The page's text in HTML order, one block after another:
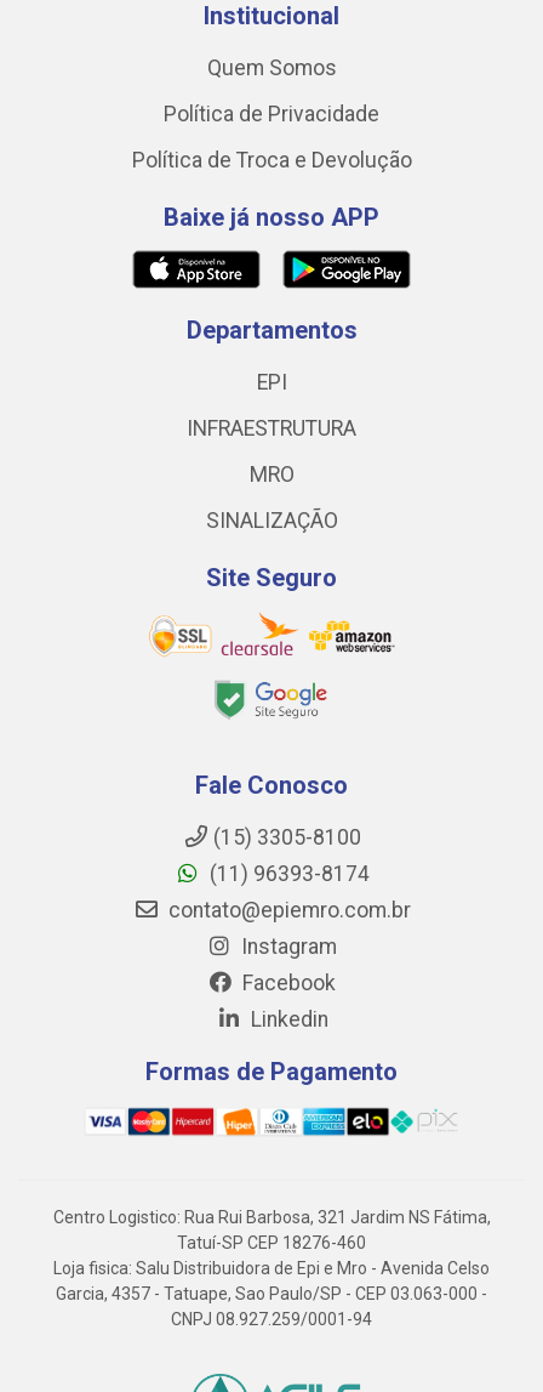
Institucional
Quem Somos
Política de Privacidade
Política de Troca e Devolução
Baixe já nosso APP
Departamentos
EPI
INFRAESTRUTURA
MRO
SINALIZAÇÃO
Site Seguro
Fale Conosco
(15) 3305-8100
(11) 96393-8174
contato@epiemro.com.br
Instagram
Facebook
Linkedin
Formas de Pagamento
Centro Logistico: Rua Rui Barbosa, 321 Jardim NS Fátima,
Tatuí-SP CEP 18276-460
Loja fisica: Salu Distribuidora de Epi e Mro - Avenida Celso
Garcia, 4357 - Tatuape, Sao Paulo/SP - CEP 03.063-000 -
CNPJ 08.927.259/0001-94